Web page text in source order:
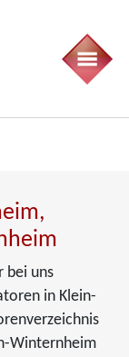
bei uns
in Klein-
Winternheim